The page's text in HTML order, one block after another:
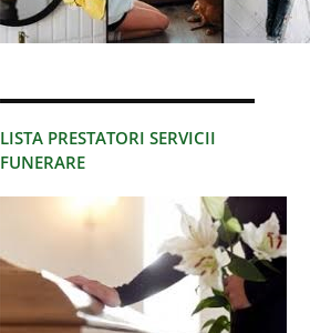
LISTA PRESTATORI SERVICII
FUNERARE